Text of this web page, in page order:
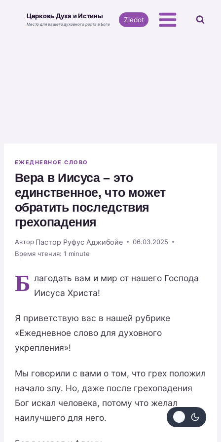
Церковь Духа и Истины
Место для вашего духовного роста в Боге
Ziedot
ЕЖЕДНЕВНОЕ СЛОВО
Вера в Иисуса – это
единственное, что может
обратить последствия
грехопадения
Автор Пастор Руфус Аджибойе
06.03.2025
Время чтения: 1 minute
Б лагодать вам и мир от нашего Господа
Иисуса Христа!
Я приветствую вас в нашей рубрике
«Ежедневное слово для духовного
укрепления»!
Мы говорили с вами о том, что грех положил
начало злу. Но, даже после грехопадения
Бог искал человека, потому что желал
наилучшего для него.